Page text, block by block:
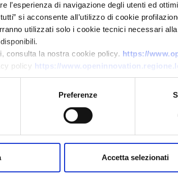
l’esperienza di navigazione degli utenti ed
si acconsente all’utilizzo di cookie
utilizzati solo i cookie tecnici necessari
consulta la nostra cookie policy. https://
policy https://
Preferenze
Accetta selezionati
→
Offerta commerciale
Produttore rumeno di
vetroresina cerca
ID EEN: BORO20260519005
Scade il20 marzo 2027